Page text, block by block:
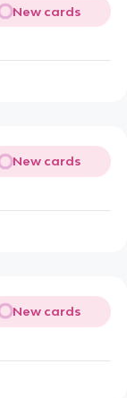
New cards
New cards
New cards